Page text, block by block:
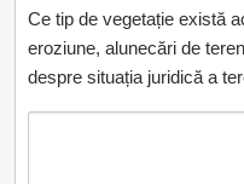
Ce tip de vegetație există
eroziune, alunecări de
despre situația juridică a